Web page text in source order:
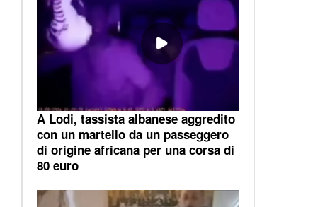
A Lodi, tassista albanese aggredito
con un martello da un passeggero
di origine africana per una corsa di
80 euro